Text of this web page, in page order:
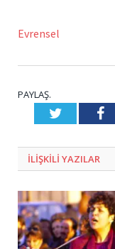
Evrensel
PAYLAŞ.
Twitter
ILIŞKILI YAZILAR